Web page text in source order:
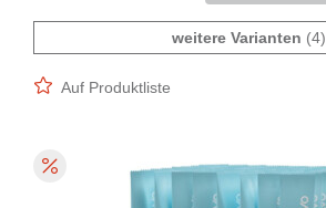
weitere Varianten (4)
Auf Produktliste